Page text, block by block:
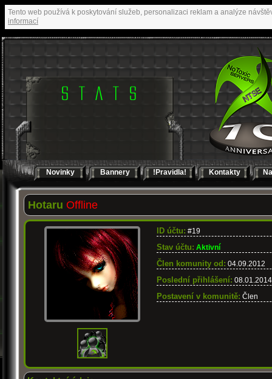
Tento web používá k poskytování služeb, personalizaci reklam a analýze
informací
Novinky Bannery !Pravidla! Kontakty
Hotaru Offline
ID účtu: #19
Stav účtu: Aktivní
Člen komunity od: 04.09.2012
Poslední přihlášení:
Postavení v komunitě: Člen